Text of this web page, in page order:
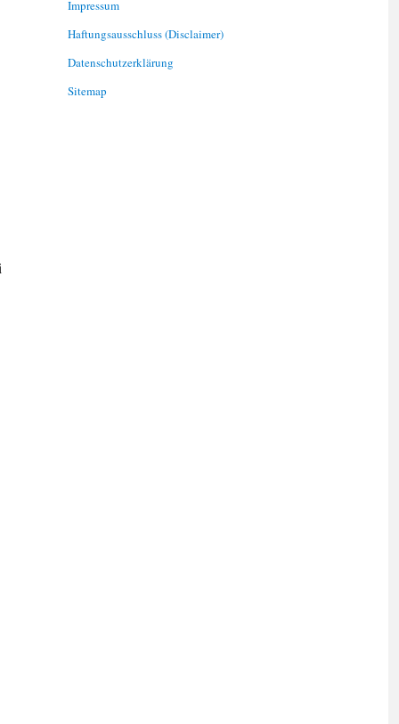
Impressum
Haftungsausschluss (Disclaimer)
Datenschutzerklärung
Sitemap